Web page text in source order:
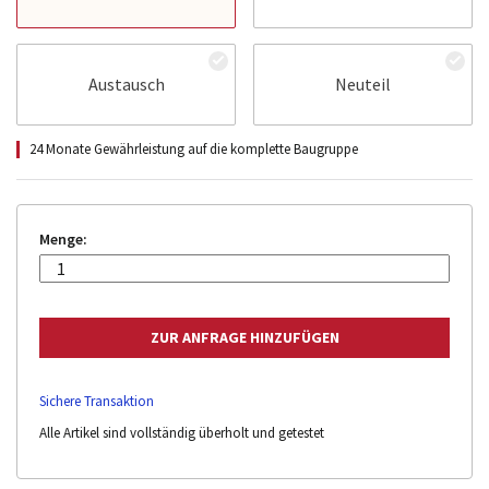
Austausch Neuteil
24 Monate Gewährleistung auf die komplette Baugruppe
Menge:
Sichere Transaktion
Alle Artikel sind vollständig überholt und getestet